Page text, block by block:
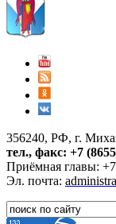
356240, РФ, г.
тел., факс: +7
Приёмная главы:
Эл. почта: